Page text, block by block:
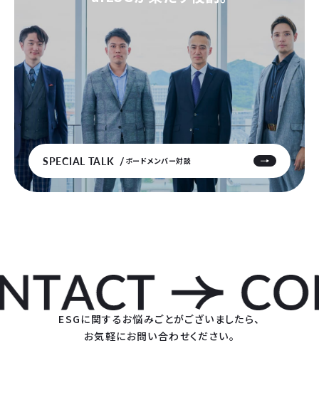
SPECIAL TALK ボードメンバー対談
ESGに関するお悩みごとがございましたら、
お気軽にお問い合わせください。